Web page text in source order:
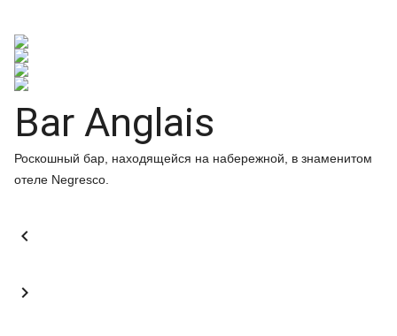
Bar Anglais
Роскошный бар, находящейся на набережной, в знаменитом
отеле Negresco.

